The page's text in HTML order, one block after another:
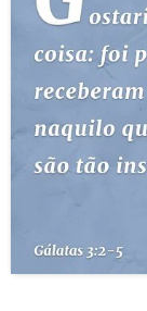
LOJA BÍBLIAON